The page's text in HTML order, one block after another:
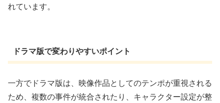
れています。
ドラマ版で変わりやすいポイント
一方でドラマ版は、映像作品としてのテンポが重視される
ため、複数の事件が統合されたり、キャラクター設定が整